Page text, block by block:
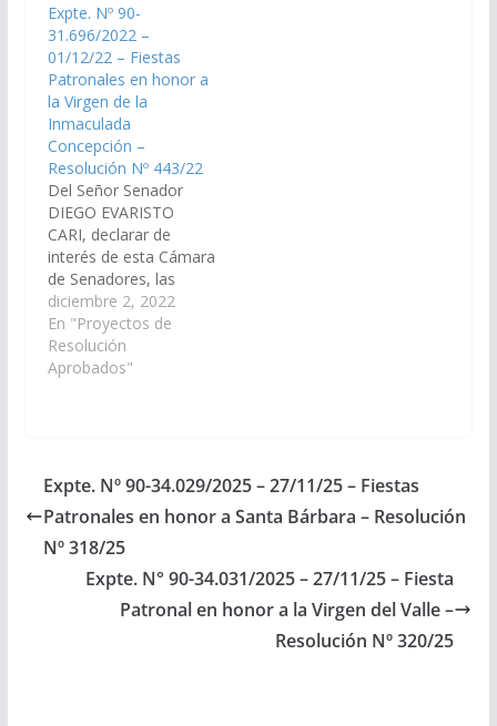
Diciembre del corriente
año, bajo el lema
¨María Inmaculada
haznos digno de amor
y ayúdanos a renovar
nuestra…
Expte. Nº 90-
31.696/2022 –
01/12/22 – Fiestas
Patronales en honor a
la Virgen de la
Inmaculada
Concepción –
Resolución Nº 443/22
Del Señor Senador
DIEGO EVARISTO
CARI, declarar de
interés de esta Cámara
de Senadores, las
fiestas Patronales en
honor a la Virgen de la
Inmaculada
Concepción, el día 8 de
mismo nombre. (Expte.
Nº 90-31.696/2022).
Resolución Nº 436/22
Aprobado el
01/12/2022.
diciembre 2, 2022
En "Proyectos de
Resolución
Aprobados"
Expte. Nº 90-34.029/2025 – 27/11/25 – Fiestas
Patronales en honor a Santa Bárbara – Resolución
Nº 318/25
Expte. N° 90-34.031/2025 – 27/11/25 – Fiesta
Patronal en honor a la Virgen del Valle –
Resolución Nº 320/25